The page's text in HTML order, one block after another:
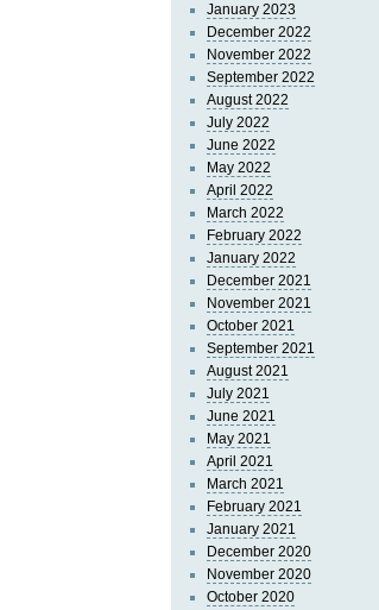
January 2023
December 2022
November 2022
September 2022
August 2022
July 2022
June 2022
May 2022
April 2022
March 2022
February 2022
January 2022
December 2021
November 2021
October 2021
September 2021
August 2021
July 2021
June 2021
May 2021
April 2021
March 2021
February 2021
January 2021
December 2020
November 2020
October 2020